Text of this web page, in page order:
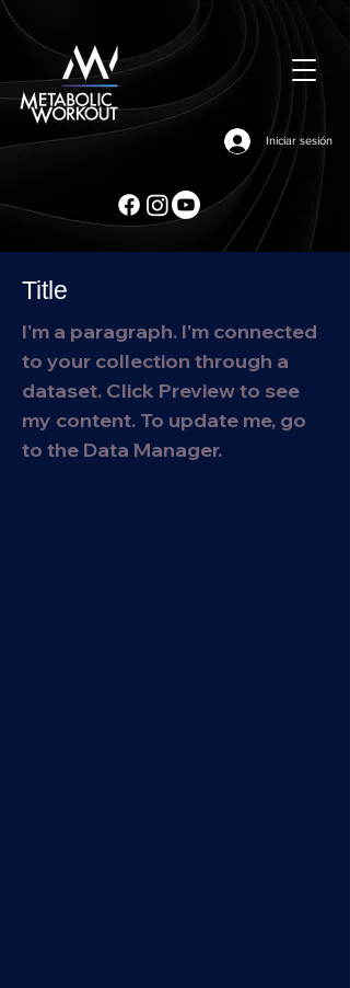
Iniciar sesión
Title
I'm a paragraph. I'm connected
to your collection through a
dataset. Click Preview to see
my content. To update me, go
to the Data Manager.